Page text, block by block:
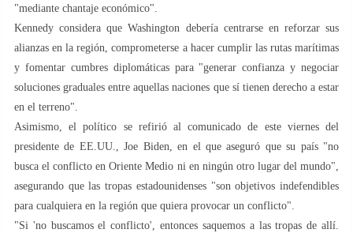
"mediante chantaje económico".
Kennedy considera que Washington debería centrarse en reforzar sus
alianzas en la región, comprometerse a hacer cumplir las rutas marítimas
y fomentar cumbres diplomáticas para "generar confianza y negociar
soluciones graduales entre aquellas naciones que sí tienen derecho a estar
en el terreno".
Asimismo, el político se refirió al comunicado de este viernes del
presidente de EE.UU., Joe Biden, en el que aseguró que su país "no
busca el conflicto en Oriente Medio ni en ningún otro lugar del mundo",
asegurando que las tropas estadounidenses "son objetivos indefendibles
para cualquiera en la región que quiera provocar un conflicto".
"Si 'no buscamos el conflicto', entonces saquemos a las tropas de allí.